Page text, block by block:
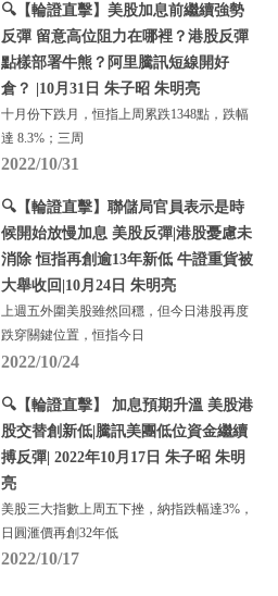
🔍【輪證直擊】美股加息前繼續強勢
反彈 留意高位阻力在哪裡？港股反彈
點樣部署牛熊？阿里騰訊短線開好
倉？ |10月31日 朱子昭 朱明亮
十月份下跌月，恒指上周累跌1348點，跌幅
達 8.3%；三周
2022/10/31
🔍【輪證直擊】聯儲局官員表示是時
候開始放慢加息 美股反彈|港股憂慮未
消除 恒指再創逾13年新低 牛證重貨被
大舉收回|10月24日 朱明亮
上週五外圍美股雖然回穩，但今日港股再度
跌穿關鍵位置，恒指今日
2022/10/24
🔍【輪證直擊】 加息預期升溫 美股港
股交替創新低|騰訊美團低位資金繼續
搏反彈| 2022年10月17日 朱子昭 朱明
亮
美股三大指數上周五下挫，納指跌幅達3%，
日圓滙價再創32年低
2022/10/17